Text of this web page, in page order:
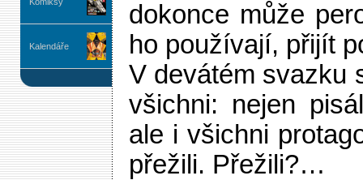
Kalendáře
dokonce může
ho používají, přijít
V devátém svazku
všichni: nejen
ale i všichni
přežili. Přežili?…